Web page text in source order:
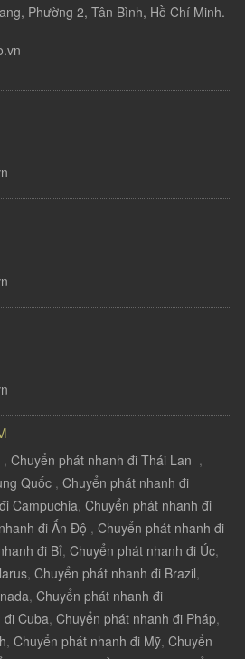
Phường 2, Tân Bình, Hồ Chí Minh.
, Chuyển phát nhanh đi Thái Lan ,
Quốc , Chuyển phát nhanh đi
Campuchia, Chuyển phát nhanh đi
đi Ấn Độ , Chuyển phát nhanh đi
đi Bỉ, Chuyển phát nhanh đi Úc,
, Chuyển phát nhanh đi Brazil,
, Chuyển phát nhanh đi
đi Cuba, Chuyển phát nhanh đi Pháp,
, Chuyển phát nhanh đi Mỹ, Chuyển